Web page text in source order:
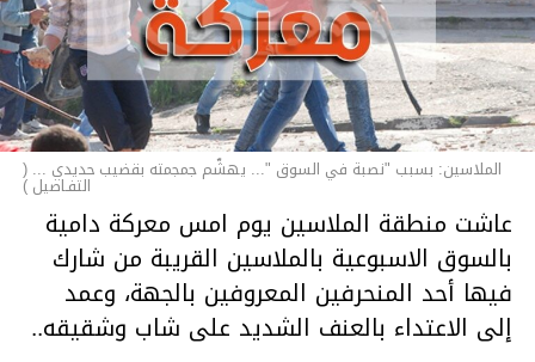
الملاسين: بسبب "نصبة في السوق "... يهشّم جمجمته بقضيب حديدي ... (
التفـاصيل )
عاشت منطقة الملاسين يوم امس معركة دامية
بالسوق الاسبوعية بالملاسين القريبة من شارك
فيها أحد المنحرفين المعروفين بالجهة، وعمد
إلى الاعتداء بالعنف الشديد على شاب وشقيقه..